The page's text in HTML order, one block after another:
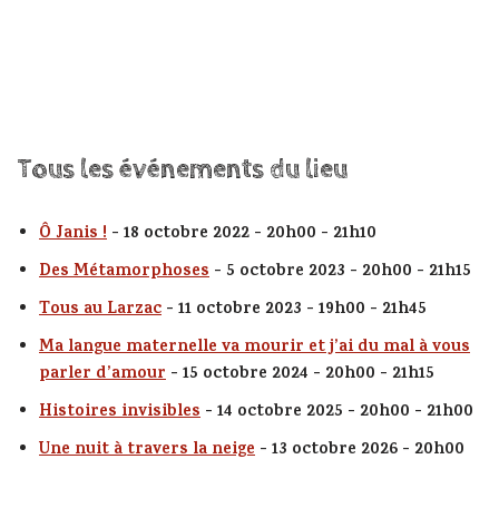
Tous les événements du lieu
Ô Janis ! - 18 octobre 2022 - 20h00 - 21h10
Des Métamorphoses - 5 octobre 2023 - 20h00 - 21h15
Tous au Larzac - 11 octobre 2023 - 19h00 - 21h45
Ma langue maternelle va mourir et j’ai du mal à vous
parler d’amour - 15 octobre 2024 - 20h00 - 21h15
Histoires invisibles - 14 octobre 2025 - 20h00 - 21h00
Une nuit à travers la neige - 13 octobre 2026 - 20h00